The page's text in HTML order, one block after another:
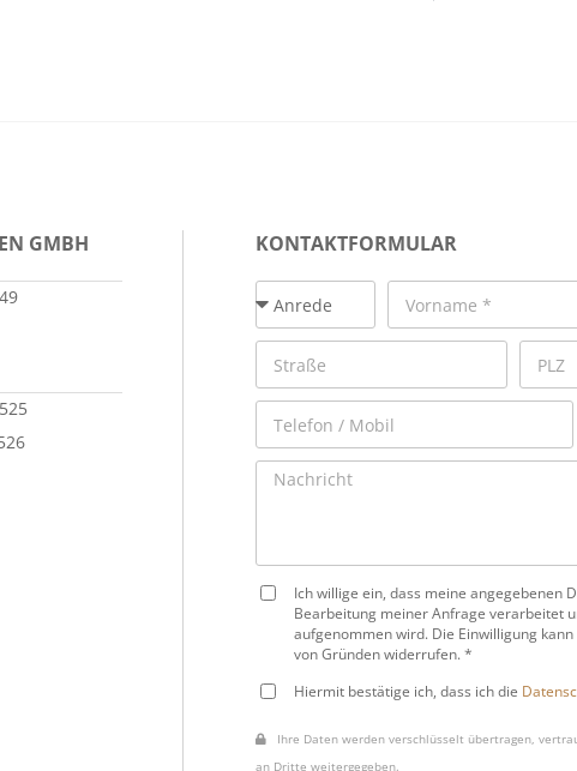
GMBH KONTAKTFORMULAR
Ich willige ein, dass meine angegebenen
Bearbeitung meiner Anfrage verarbeitet
aufgenommen wird. Die Einwilligung
von Gründen widerrufen. *
Hiermit bestätige ich, dass ich die
Ihre Daten werden verschlüsselt übertragen,
an Dritte weitergegeben.